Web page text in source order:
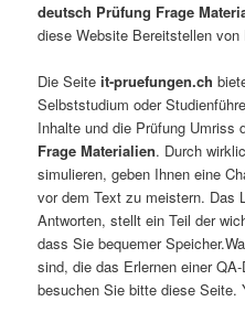
deutsch Prüfung Frage
diese Website Bereitstellen von
Die Seiteit-pruefungen.ch
Selbststudium oder
Inhalte und die Prüfung Umriss
Frage Materialien. Durch
simulieren, geben Ihnen eine
vor dem Text zu meistern. Das
Antworten, stellt ein Teil der
dass Sie bequemer
sind, die das Erlernen einer
besuchen Sie bitte diese Seite.